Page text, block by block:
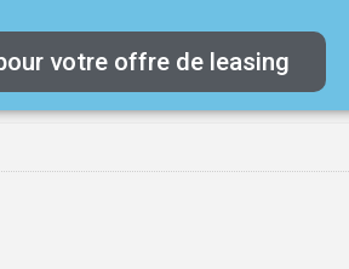
votre offre de leasing